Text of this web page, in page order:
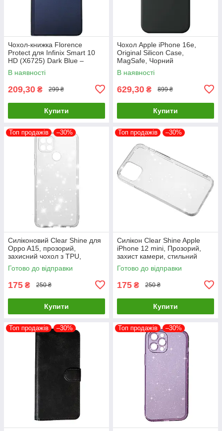
Чохол-книжка Florence
Protect для Infinix Smart 10
HD (X6725) Dark Blue –
стильний та надійний захист
смартфона з магнітно
В наявності
209,30 ₴ 299 ₴
Купити
Чохол Apple iPhone 16e,
Original Silicon Case,
MagSafe, Чорний
В наявності
629,30 ₴ 899 ₴
Купити
Топ продажів –30%
Силіконовий Clear Shine для
Oppo A15, прозорий,
захисний чохол з TPU,
оригінальний стиль
Готово до відправки
175 ₴ 250 ₴
Купити
Топ продажів –30%
Силікон Clear Shine Apple
iPhone 12 mini, Прозорий,
захист камери, стильний
дизайн
Готово до відправки
175 ₴ 250 ₴
Купити
Топ продажів –30% Топ продажів –30%